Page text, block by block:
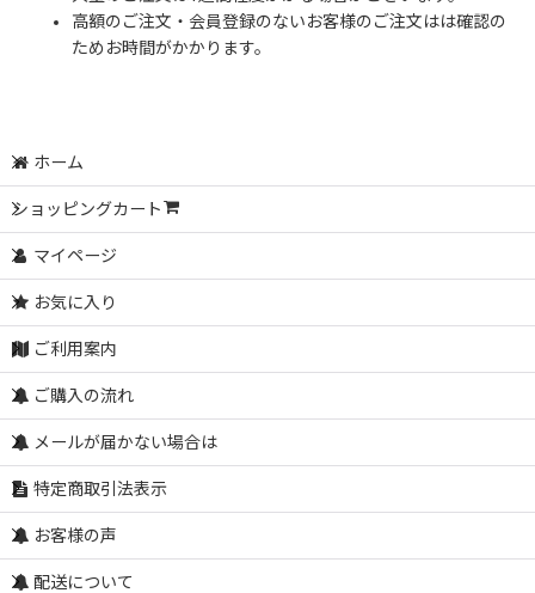
高額のご注文・会員登録のないお客様のご注文はは確認の
ためお時間がかかります。
ホーム
ショッピングカート
マイページ
お気に入り
ご利用案内
ご購入の流れ
メールが届かない場合は
特定商取引法表示
お客様の声
配送について